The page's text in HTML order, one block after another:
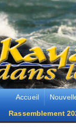
Accueil
Rassemblement